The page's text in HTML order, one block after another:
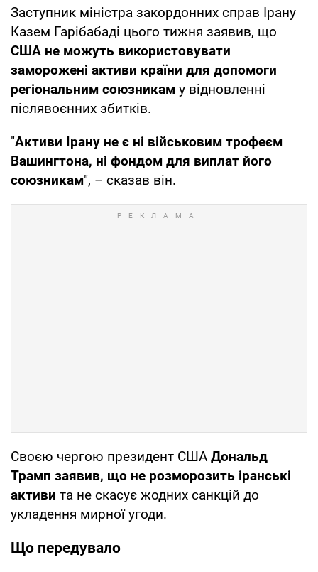
Заступник міністра закордонних справ Ірану
Казем Гарібабаді цього тижня заявив, що
США не можуть використовувати
заморожені активи країни для допомоги
регіональним союзникам у відновленні
післявоєнних збитків.
"Активи Ірану не є ні військовим трофеєм
Вашингтона, ні фондом для виплат його
союзникам", – сказав він.
Своєю чергою президент США Дональд
Трамп заявив, що не розморозить іранські
активи та не скасує жодних санкцій до
укладення мирної угоди.
Що передувало